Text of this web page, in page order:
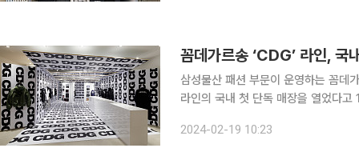
꼼데가르송 ‘CDG’ 라인, 국
삼성물산 패션 부문이 운영하는 꼼
라인의 국내 첫 단독 매장을 열었다고 19일 밝혔다. 꼼데가르송은 지난
이다. 국내 백화점 1등인 신세계백
2024-02-19 10:23